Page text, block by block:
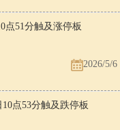
点51分触及涨停板
2026/5/6
点53分触及跌停板